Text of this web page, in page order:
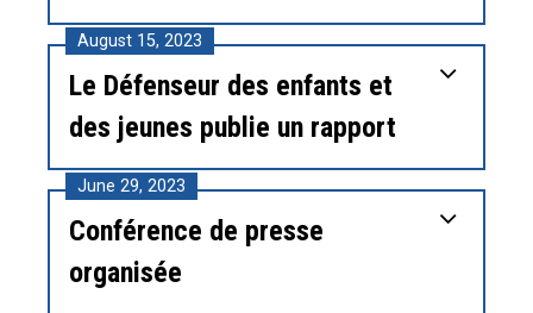
August 15, 2023
Le Défenseur des enfants et
des jeunes publie un rapport
June 29, 2023
Conférence de presse
organisée